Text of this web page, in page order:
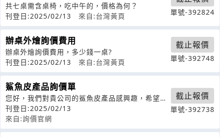
共七桌需含桌椅，吃中午的，價格為何？
刊登日:2025/02/13
來自:台灣黃頁 單號-392824
辦桌外燴詢價費用
辦桌外燴詢價費用，多少錢一桌?
刊登日:2025/02/13
來自:台灣黃頁
截止報價
單號-392748
鯊魚皮產品詢價單
您好，我們對貴公司的鯊魚皮產品感興趣，希望能
夠瞭解以下信息：1.請問您的鯊魚皮是
刊登日:2025/02/13
來自:詢價官網
截止報價
單號-392738